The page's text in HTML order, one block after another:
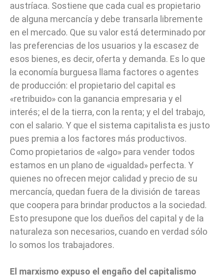
austríaca. Sostiene que cada cual es propietario
de alguna mercancía y debe transarla libremente
en el mercado. Que su valor está determinado por
las preferencias de los usuarios y la escasez de
esos bienes, es decir, oferta y demanda. Es lo que
la economía burguesa llama factores o agentes
de producción: el propietario del capital es
«retribuido» con la ganancia empresaria y el
interés; el de la tierra, con la renta; y el del trabajo,
con el salario. Y que el sistema capitalista es justo
pues premia a los factores más productivos.
Como propietarios de «algo» para vender todos
estamos en un plano de «igualdad» perfecta. Y
quienes no ofrecen mejor calidad y precio de su
mercancía, quedan fuera de la división de tareas
que coopera para brindar productos a la sociedad.
Esto presupone que los dueños del capital y de la
naturaleza son necesarios, cuando en verdad sólo
lo somos los trabajadores.
El marxismo expuso el engaño del capitalismo